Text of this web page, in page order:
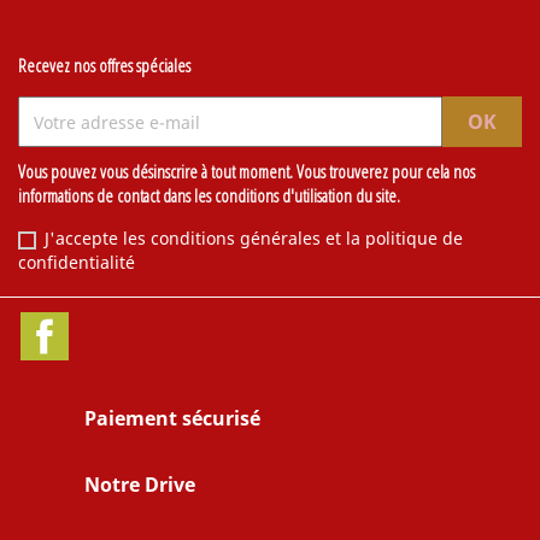
Recevez nos offres spéciales
Vous pouvez vous désinscrire à tout moment. Vous trouverez pour cela nos
informations de contact dans les conditions d'utilisation du site.
J'accepte les conditions générales et la politique de
confidentialité
Paiement sécurisé
Notre Drive